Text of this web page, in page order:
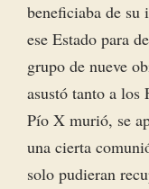
beneficiaba de su
ese Estado para
grupo de nueve
asustó tanto a los
Pío X murió, se
una cierta
solo pudieran